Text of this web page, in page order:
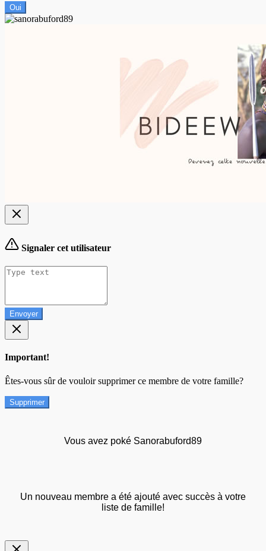
Oui
Signaler cet utilisateur
Envoyer
Important!
Êtes-vous sûr de vouloir supprimer ce membre de votre famille?
Supprimer
Vous avez poké Sanorabuford89
Un nouveau membre a été ajouté avec succès à votre
liste de famille!